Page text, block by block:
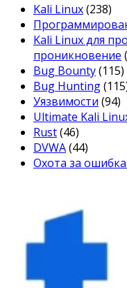
Kali Linux(238)
Kali Linux для
проникновение
Bug Bounty(115)
Bug Hunting
Уязвимости (94)
Ultimate Kali
Rust(46)
DVWA(44)
Охота за